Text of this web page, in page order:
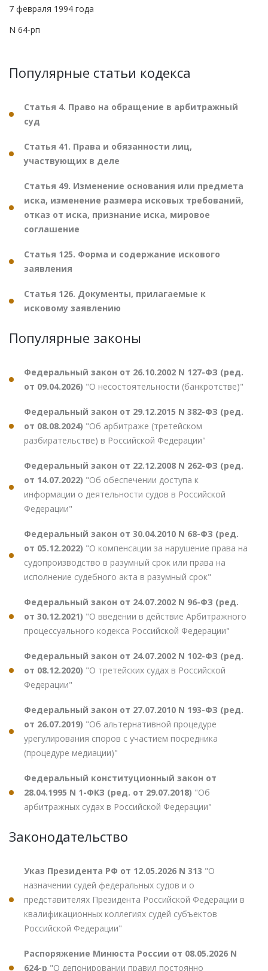
7 февраля 1994 года
N 64-рп
Популярные статьи кодекса
Статья 4. Право на обращение в арбитражный
суд
Статья 41. Права и обязанности лиц,
участвующих в деле
Статья 49. Изменение основания или предмета
иска, изменение размера исковых требований,
отказ от иска, признание иска, мировое
соглашение
Статья 125. Форма и содержание искового
заявления
Статья 126. Документы, прилагаемые к
исковому заявлению
Популярные законы
Федеральный закон от 26.10.2002 N 127-ФЗ (ред.
от 09.04.2026) "О несостоятельности (банкротстве)"
Федеральный закон от 29.12.2015 N 382-ФЗ (ред.
от 08.08.2024) "Об арбитраже (третейском
разбирательстве) в Российской Федерации"
Федеральный закон от 22.12.2008 N 262-ФЗ (ред.
от 14.07.2022) "Об обеспечении доступа к
информации о деятельности судов в Российской
Федерации"
Федеральный закон от 30.04.2010 N 68-ФЗ (ред.
от 05.12.2022) "О компенсации за нарушение права на
судопроизводство в разумный срок или права на
исполнение судебного акта в разумный срок"
Федеральный закон от 24.07.2002 N 96-ФЗ (ред.
от 30.12.2021) "О введении в действие Арбитражного
процессуального кодекса Российской Федерации"
Федеральный закон от 24.07.2002 N 102-ФЗ (ред.
от 08.12.2020) "О третейских судах в Российской
Федерации"
Федеральный закон от 27.07.2010 N 193-ФЗ (ред.
от 26.07.2019) "Об альтернативной процедуре
урегулирования споров с участием посредника
(процедуре медиации)"
Федеральный конституционный закон от
28.04.1995 N 1-ФКЗ (ред. от 29.07.2018) "Об
арбитражных судах в Российской Федерации"
Законодательство
Указ Президента РФ от 12.05.2026 N 313 "О
назначении судей федеральных судов и о
представителях Президента Российской Федерации в
квалификационных коллегиях судей субъектов
Российской Федерации"
Распоряжение Минюста России от 08.05.2026 N
624-р "О депонировании правил постоянно